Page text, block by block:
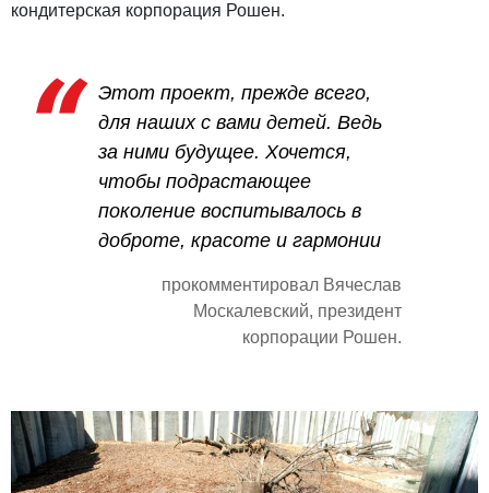
кондитерская корпорация Рошен.
Этот проект, прежде всего,
для наших с вами детей. Ведь
за ними будущее. Хочется,
чтобы подрастающее
поколение воспитывалось в
доброте, красоте и гармонии
прокомментировал Вячеслав
Москалевский, президент
корпорации Рошен.